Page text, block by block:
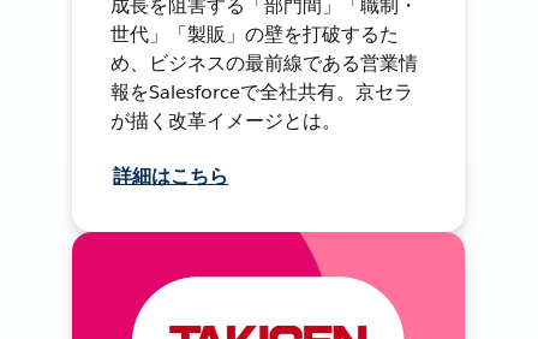
成長を阻害する「部門間」「職制・
世代」「製販」の壁を打破するた
め、ビジネスの最前線である営業情
報をSalesforceで全社共有。京セラ
が描く改革イメージとは。
詳細はこちら